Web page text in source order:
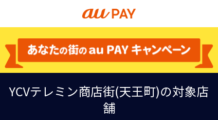
YCVテレミン商店街(天王町)の対象店
舗